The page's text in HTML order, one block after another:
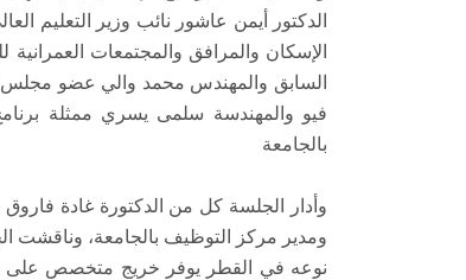
الدكتور أيمن عاشور نائب وزير التعليم
الإسكان والمرافق والمجتمعات
السابق والمهندس محمد والي عضو مجلس
فيو والمهندسة سلمى يسري ممثلة
بالجامعة
وأدار الجلسة كل من الدكتورة غادة فاروق
ومدير مركز التوظيف بالجامعة، وناقشت
نوعه في القطر يوفر خريج متخصص على